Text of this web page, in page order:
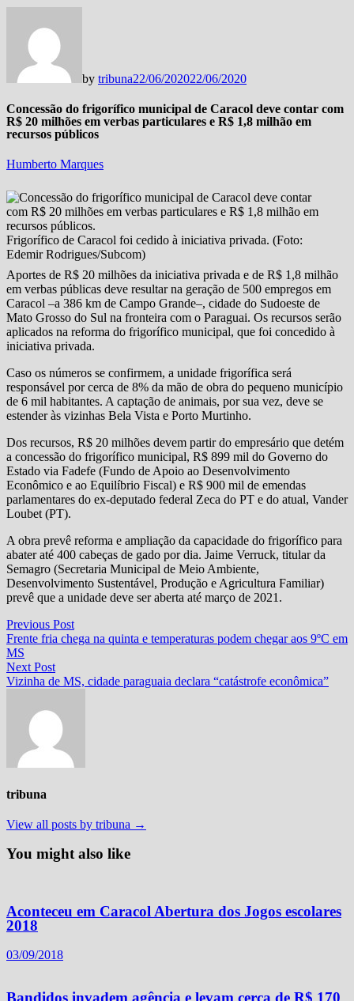
by tribuna22/06/202022/06/2020
Concessão do frigorífico municipal de Caracol deve contar com
R$ 20 milhões em verbas particulares e R$ 1,8 milhão em
recursos públicos
Humberto Marques
Frigorífico de Caracol foi cedido à iniciativa privada. (Foto:
Edemir Rodrigues/Subcom)
Aportes de R$ 20 milhões da iniciativa privada e de R$ 1,8 milhão
em verbas públicas deve resultar na geração de 500 empregos em
Caracol –a 386 km de Campo Grande–, cidade do Sudoeste de
Mato Grosso do Sul na fronteira com o Paraguai. Os recursos serão
aplicados na reforma do frigorífico municipal, que foi concedido à
iniciativa privada.
Caso os números se confirmem, a unidade frigorífica será
responsável por cerca de 8% da mão de obra do pequeno município
de 6 mil habitantes. A captação de animais, por sua vez, deve se
estender às vizinhas Bela Vista e Porto Murtinho.
Dos recursos, R$ 20 milhões devem partir do empresário que detém
a concessão do frigorífico municipal, R$ 899 mil do Governo do
Estado via Fadefe (Fundo de Apoio ao Desenvolvimento
Econômico e ao Equilíbrio Fiscal) e R$ 900 mil de emendas
parlamentares do ex-deputado federal Zeca do PT e do atual, Vander
Loubet (PT).
A obra prevê reforma e ampliação da capacidade do frigorífico para
abater até 400 cabeças de gado por dia. Jaime Verruck, titular da
Semagro (Secretaria Municipal de Meio Ambiente,
Desenvolvimento Sustentável, Produção e Agricultura Familiar)
prevê que a unidade deve ser aberta até março de 2021.
Navegação
de
Post
Previous PostPrevious
post:
Frente fria chega na quinta e temperaturas podem chegar aos 9ºC em
MS
Next PostNext
post:
Vizinha de MS, cidade paraguaia declara “catástrofe econômica”
tribuna
View all posts by tribuna →
You might also like
Aconteceu em Caracol Abertura dos Jogos escolares
2018
03/09/2018